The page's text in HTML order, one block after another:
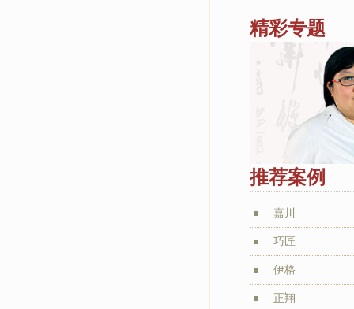
精彩专题
推荐案例
嘉川
巧匠
伊格
正翔